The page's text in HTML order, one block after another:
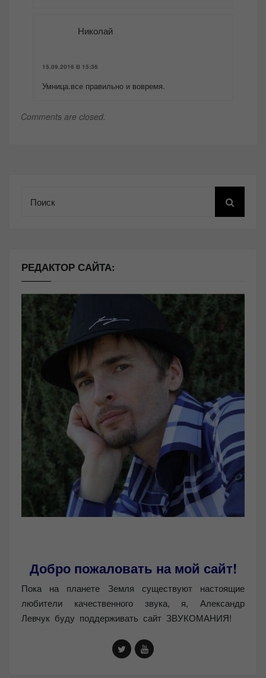
Николай
15.09.2016 В 15:36
Умница.все правильно и вовремя.
Comments are closed.
РЕДАКТОР САЙТА:
Добро пожаловать на мой сайт!
Пока на планете Земля существуют настоящие
любители качественного звука, я, Александр
Левчук буду поддерживать сайт ЗВУКОМАНИЯ!